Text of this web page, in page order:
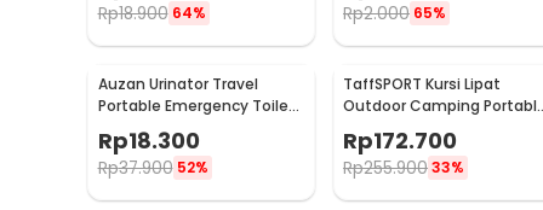
Rp18.900 64% Rp2.000 65%
Auzan Urinator Travel
Portable Emergency Toilet
Pria Wanita - C1676
Rp18.300
Rp37.900 52%
TaffSPORT Kursi Lipat
Outdoor Camping
SF733
Rp172.700
Rp255.90033%